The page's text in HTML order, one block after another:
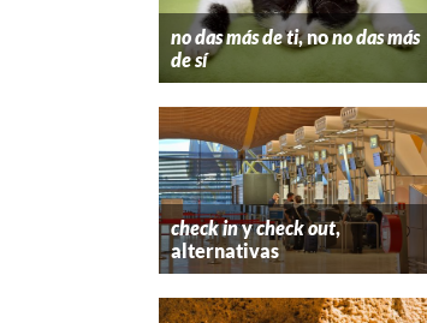
no das más de ti, nono das más
de sí
check inycheck out,
alternativas